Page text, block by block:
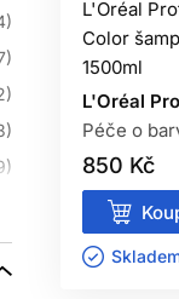
začněte menším
vlasy
může
při každém
dobu
L'Oréal
Color
1500ml
L'Oréal
Péče o
850 Kč
Skladem